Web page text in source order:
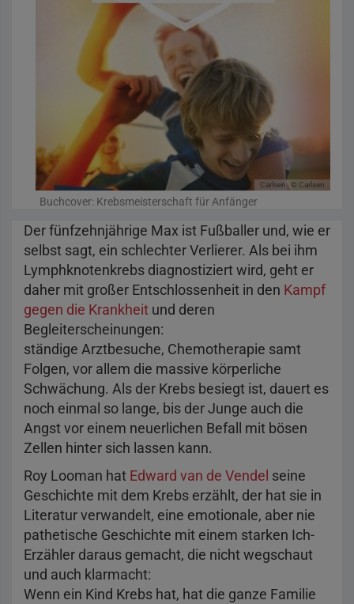
Carlsen © Carlsen
Buchcover: Krebsmeisterschaft für Anfänger
Der fünfzehnjährige Max ist Fußballer und, wie er
selbst sagt, ein schlechter Verlierer. Als bei ihm
Lymphknotenkrebs diagnostiziert wird, geht er
daher mit großer Entschlossenheit in den Kampf
gegen die Krankheit und deren
Begleiterscheinungen:
ständige Arztbesuche, Chemotherapie samt
Folgen, vor allem die massive körperliche
Schwächung. Als der Krebs besiegt ist, dauert es
noch einmal so lange, bis der Junge auch die
Angst vor einem neuerlichen Befall mit bösen
Zellen hinter sich lassen kann.
Roy Looman hat Edward van de Vendel seine
Geschichte mit dem Krebs erzählt, der hat sie in
Literatur verwandelt, eine emotionale, aber nie
pathetische Geschichte mit einem starken Ich-
Erzähler daraus gemacht, die nicht wegschaut
und auch klarmacht:
Wenn ein Kind Krebs hat, hat die ganze Familie